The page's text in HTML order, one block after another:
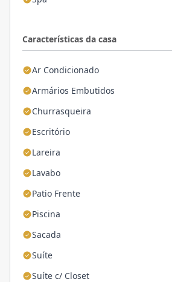
Características da casa
Ar Condicionado
Armários Embutidos
Churrasqueira
Escritório
Lareira
Lavabo
Patio Frente
Piscina
Sacada
Suíte
Suíte c/ Closet